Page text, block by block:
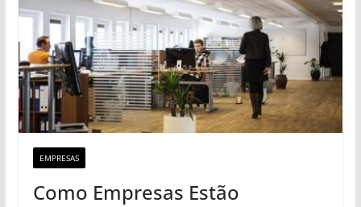
EMPRESAS
Como Empresas Estão